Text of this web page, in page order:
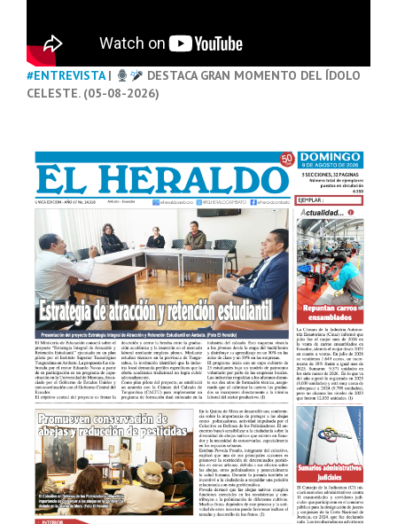
#ENTREVISTA|
DESTACA GRAN MOMENTO DEL ÍDOLO
CELESTE. (05-08-2026)